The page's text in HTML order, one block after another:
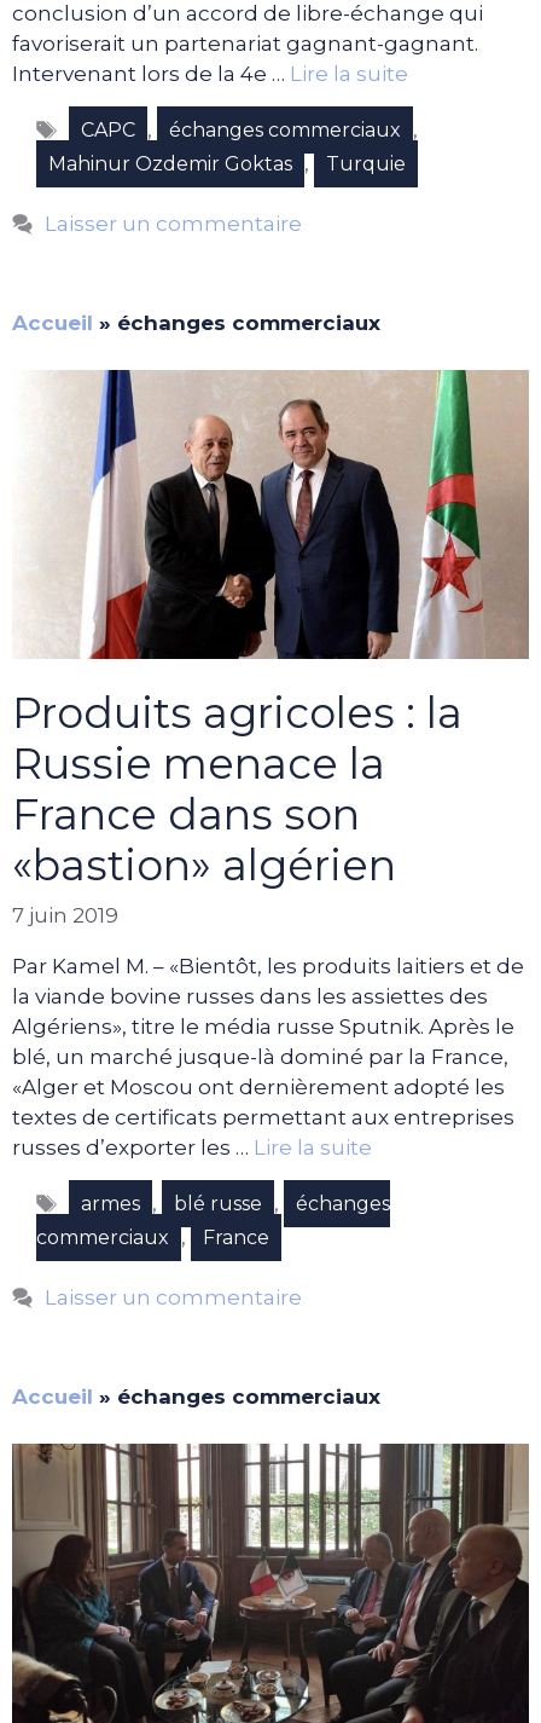
conclusion d’un accord de libre-échange qui
favoriserait un partenariat gagnant-gagnant.
Intervenant lors de la 4e … Lire la suite
Étiquettes
CAPC , échanges commerciaux ,
Mahinur Ozdemir Goktas , Turquie
Laisser un commentaire
Accueil » échanges commerciaux
Produits agricoles : la
Russie menace la
France dans son
«bastion» algérien
7 juin 2019
Par Kamel M. – «Bientôt, les produits laitiers et de
la viande bovine russes dans les assiettes des
Algériens», titre le média russe Sputnik. Après le
blé, un marché jusque-là dominé par la France,
«Alger et Moscou ont dernièrement adopté les
textes de certificats permettant aux entreprises
russes d’exporter les … Lire la suite
Étiquettes
armes , blé russe ,
échanges
commerciaux
, France
Laisser un commentaire
Accueil » échanges commerciaux